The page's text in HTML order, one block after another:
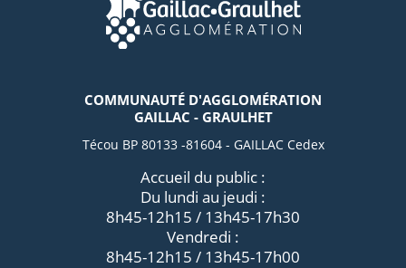
COMMUNAUTÉ D'AGGLOMÉRATION
GAILLAC - GRAULHET
Técou BP 80133 -81604 - GAILLAC Cedex
Accueil du public :
Du lundi au jeudi :
8h45-12h15 / 13h45-17h30
Vendredi :
8h45-12h15 / 13h45-17h00